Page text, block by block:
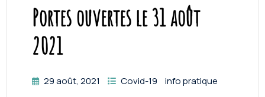
Portes ouvertes le 31 août
2021
29 août, 2021 Covid-19 info pratique